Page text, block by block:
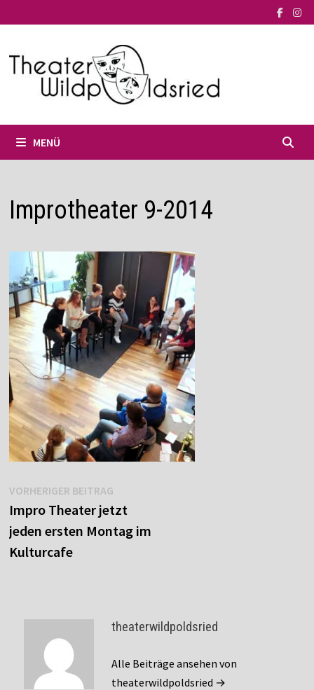
Inhalt
MENÜ
Improtheater 9-2014
Beitragsnavigation
VORHERIGER BEITRAGVorheriger
Beitrag:
Impro Theater jetzt
jeden ersten Montag im
Kulturcafe
theaterwildpoldsried
Alle Beiträge ansehen von
theaterwildpoldsried →